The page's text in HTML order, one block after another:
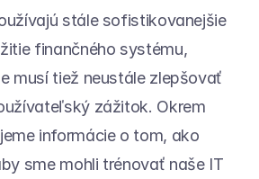
stále sofistikovanejšie
finančného systému,
musí tiež neustále zlepšovať
zážitok. Okrem
informácie o tom, ako
sme mohli trénovať naše IT